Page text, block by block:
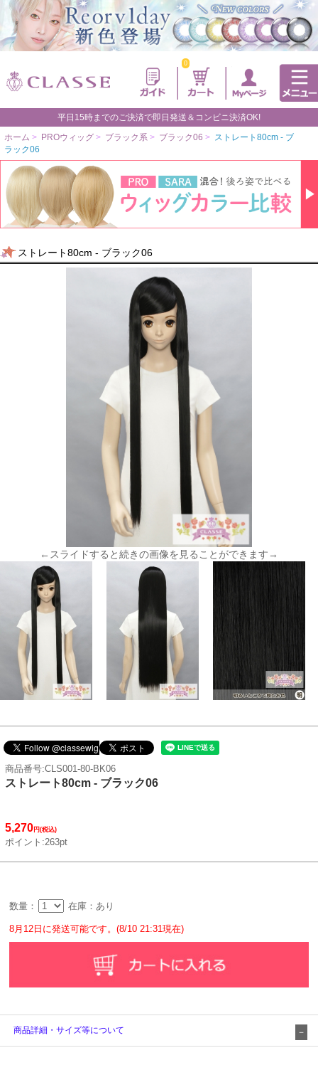
0
平日15時までのご決済で即日発送＆コンビニ決済OK!
ホーム > PROウィッグ > ブラック系 > ブラック06 > ストレート80cm - ブ
ラック06
ストレート80cm - ブラック06
←スライドすると続きの画像を見ることができます→
商品番号:CLS001-80-BK06
ストレート80cm - ブラック06
5,270円(税込)
ポイント:263pt
数量： 在庫：あり
8月12日に発送可能です。(8/10 21:31現在)
商品詳細・サイズ等について